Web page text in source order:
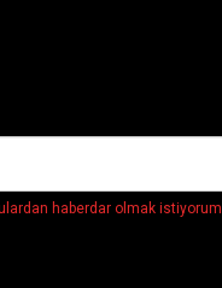
haberdar olmak istiyorum